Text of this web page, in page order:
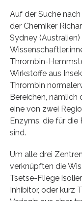
Auf der Suche
der Chemiker
Sydney
Thrombin-
Wirkstoffe aus
Thrombin
Bereichen,
eine von zwei
Enzyms, die für die
sind.
Um alle drei
verknüpften die
Tsetse-Fliege
Inhibitor, oder kurz